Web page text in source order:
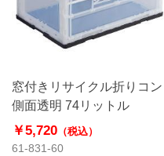
窓付きリサイクル折りコン
側面透明 74リットル
￥5,720 （税込）
61-831-60